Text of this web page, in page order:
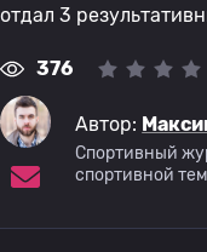
отдал 3
376
Автор:
Спортивный
спортивной